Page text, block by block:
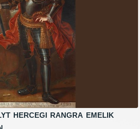
hercegi rangra emelik